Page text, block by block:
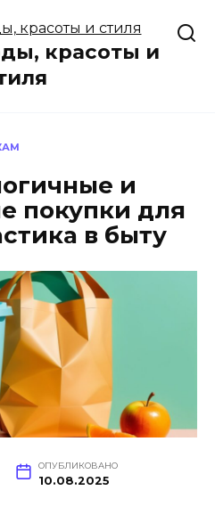
красоты и
и
покупки для
в быту
ОПУБЛИКОВАНО
10.08.2025